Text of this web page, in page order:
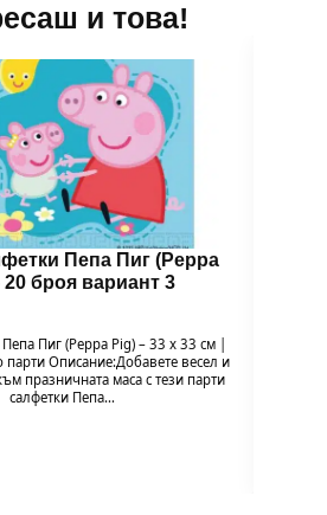
и това!
Пепа Пиг (Peppa
20 броя вариант 3
Пиг (Peppa Pig) – 33 x 33 см |
парти Описание:Добавете весел и
празничната маса с тези парти
салфетки Пепа…